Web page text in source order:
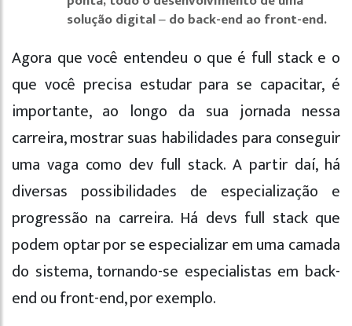
solução digital ‒ do back-end ao front-end.
Agora que você entendeu o que é full stack e o
que você precisa estudar para se capacitar, é
importante, ao longo da sua jornada nessa
carreira, mostrar suas habilidades para conseguir
uma vaga como dev full stack. A partir daí, há
diversas possibilidades de especialização e
progressão na carreira. Há devs full stack que
podem optar por se especializar em uma camada
do sistema, tornando-se especialistas em back-
end ou front-end, por exemplo.